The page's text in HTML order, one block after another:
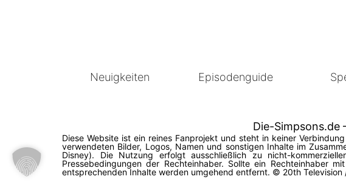
Neuigkeiten Episodenguide
Die-Simpsons.de
Diese Website ist ein reines Fanprojekt und steht in keiner
verwendeten Bilder, Logos, Namen und sonstigen Inhalte im
Disney). Die Nutzung erfolgt ausschließlich zu nicht-
Pressebedingungen der Rechteinhaber. Sollte ein Rechteinhaber
entsprechenden Inhalte werden umgehend entfernt. © 20th Television